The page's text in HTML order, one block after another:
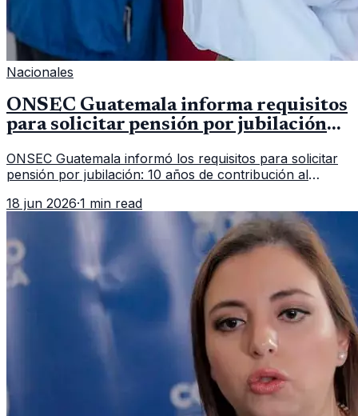
Nacionales
ONSEC Guatemala informa requisitos
para solicitar pensión por jubilación
ONSEC Guatemala informó los requisitos para solicitar
pensión por jubilación: 10 años de contribución al
importar edad.
18 jun 2026·1 min read